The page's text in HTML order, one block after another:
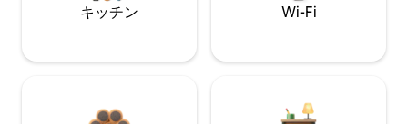
キッチン Wi-Fi